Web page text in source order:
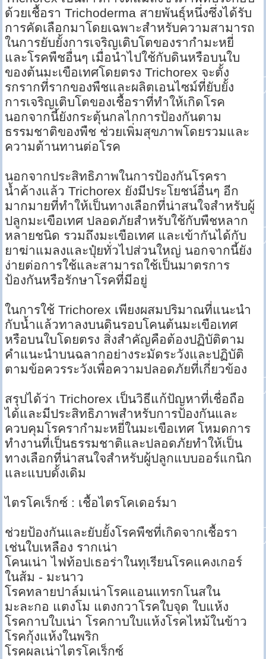
ด้วยเชื้อรา Trichoderma สายพันธุ์หนึ่งซึ่งได้รับ
การคัดเลือกมาโดยเฉพาะสำหรับความสามารถ
ในการยับยั้งการเจริญเติบโตของรากำมะหยี่
และโรคพืชอื่นๆ เมื่อนำไปใช้กับดินหรือบนใบ
ของต้นมะเขือเทศโดยตรง Trichorex จะตั้ง
รกรากที่รากของพืชและผลิตเอนไซม์ที่ยับยั้ง
การเจริญเติบโตของเชื้อราที่ทำให้เกิดโรค
นอกจากนี้ยังกระตุ้นกลไกการป้องกันตาม
ธรรมชาติของพืช ช่วยเพิ่มสุขภาพโดยรวมและ
ความต้านทานต่อโรค
นอกจากประสิทธิภาพในการป้องกันโรครา
น้ำค้างแล้ว Trichorex ยังมีประโยชน์อื่นๆ อีก
มากมายที่ทำให้เป็นทางเลือกที่น่าสนใจสำหรับผู้
ปลูกมะเขือเทศ ปลอดภัยสำหรับใช้กับพืชหลาก
หลายชนิด รวมถึงมะเขือเทศ และเข้ากันได้กับ
ยาฆ่าแมลงและปุ๋ยทั่วไปส่วนใหญ่ นอกจากนี้ยัง
ง่ายต่อการใช้และสามารถใช้เป็นมาตรการ
ป้องกันหรือรักษาโรคที่มีอยู่
ในการใช้ Trichorex เพียงผสมปริมาณที่แนะนำ
กับน้ำแล้วทาลงบนดินรอบโคนต้นมะเขือเทศ
หรือบนใบโดยตรง สิ่งสำคัญคือต้องปฏิบัติตาม
คำแนะนำบนฉลากอย่างระมัดระวังและปฏิบัติ
ตามข้อควรระวังเพื่อความปลอดภัยที่เกี่ยวข้อง
สรุปได้ว่า Trichorex เป็นวิธีแก้ปัญหาที่เชื่อถือ
ได้และมีประสิทธิภาพสำหรับการป้องกันและ
ควบคุมโรครากำมะหยี่ในมะเขือเทศ โหมดการ
ทำงานที่เป็นธรรมชาติและปลอดภัยทำให้เป็น
ทางเลือกที่น่าสนใจสำหรับผู้ปลูกแบบออร์แกนิก
และแบบดั้งเดิม
ไตรโคเร็กซ์ : เชื้อไตรโคเดอร์มา
ช่วยป้องกันและยับยั้งโรคพืชที่เกิดจากเชื้อรา
เช่นใบเหลือง รากเน่า
โคนเน่า ไฟท้อปเธอร่าในทุเรียนโรคแคงเกอร์
ในส้ม - มะนาว
โรคทลายปาล์มเน่าโรคแอนแทรกโนสใน
มะละกอ แตงโม แตงกวาโรคใบจุด ใบแห้ง
โรคกาบใบเน่า โรคกาบใบแห้งโรคไหม้ในข้าว
โรคกุ้งแห้งในพริก
โรคผลเน่าไตรโคเร็กซ์